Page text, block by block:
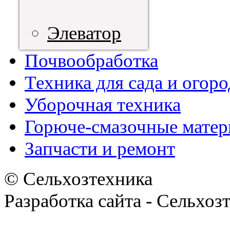
Элеватор
Почвообработка
Техника для сада и
Уборочная техника
Горюче-смазочные
Запчасти и ремонт
© Сельхозтехника
Разработка сайта -